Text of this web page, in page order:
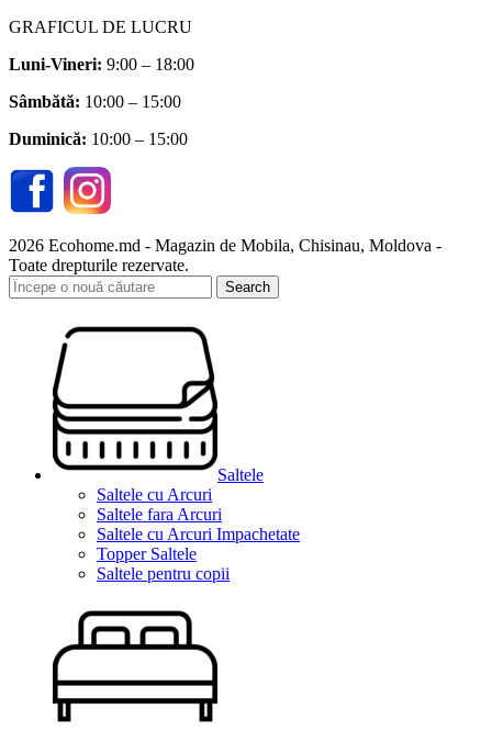
GRAFICUL DE LUCRU
Luni-Vineri: 9:00 – 18:00
Sâmbătă: 10:00 – 15:00
Duminică: 10:00 – 15:00
2026 Ecohome.md - Magazin de Mobila, Chisinau, Moldova -
Toate drepturile rezervate.
Search
Saltele
Saltele cu Arcuri
Saltele fara Arcuri
Saltele cu Arcuri Impachetate
Topper Saltele
Saltele pentru copii